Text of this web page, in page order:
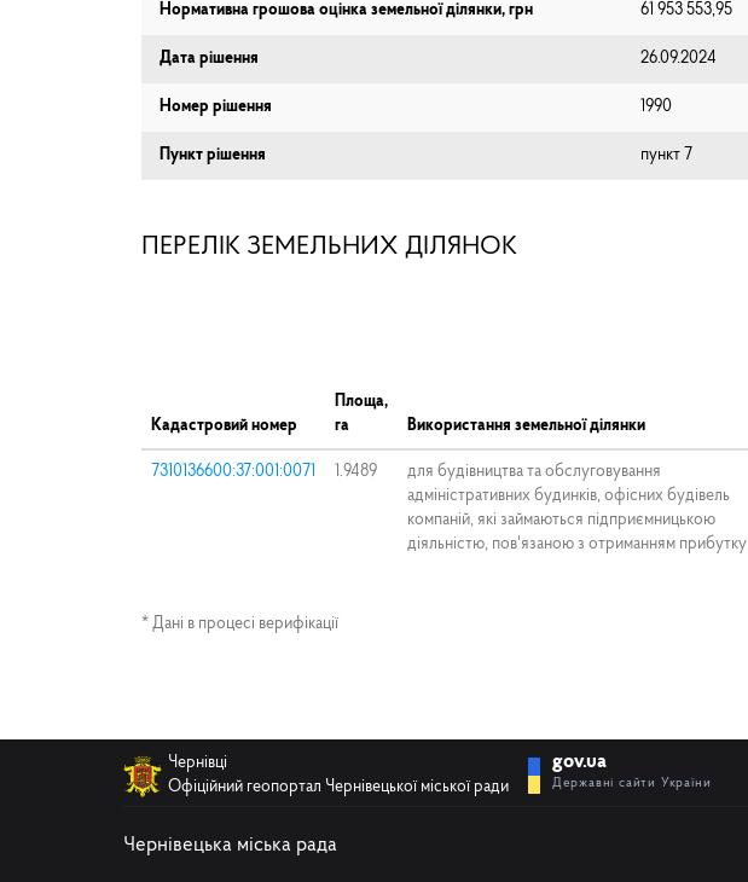
Нормативна грошова оцінка земельної ділянки, грн 61 953 553,95
Дата рішення 26.09.2024
Номер рішення 1990
Пункт рішення пункт 7
ПЕРЕЛІК ЗЕМЕЛЬНИХ ДІЛЯНОК
Кадастровий номер
Площа,
га
Використання земельної ділянки
7310136600:37:001:0071 1.9489
для будівництва та обслуговування
адміністративних будинків, офісних будівель
компаній, які займаються підприємницькою
діяльністю, пов'язаною з отриманням прибутку
* Дані в процесі верифікації
Чернівці
Офіційний геопортал Чернівецької міської ради
gov.ua
Державні сайти України
Чернівецька міська рада